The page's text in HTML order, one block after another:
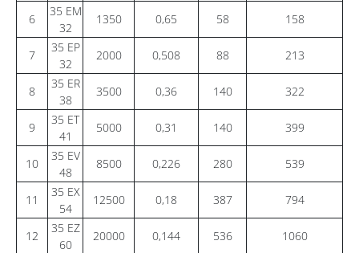
6
35 EM
32
1350 0,65 58 158
7
35 EP
32
2000 0,508 88 213
8
35 ER
38
3500 0,36 140 322
9
35 ET
41
5000 0,31 140 399
10
35 EV
48
8500 0,226 280 539
11
35 EX
54
12500 0,18 387 794
12
35 EZ
60
20000 0,144 536 1060